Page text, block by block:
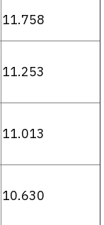
11.758
11.253
11.013
10.630